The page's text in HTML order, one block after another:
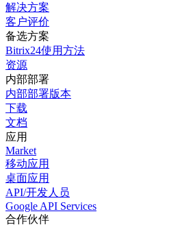
解决方案
客户评价
备选方案
Bitrix24使用方法
资源
内部部署
内部部署版本
下载
文档
应用
Market
移动应用
桌面应用
API/开发人员
Google API Services
合作伙伴